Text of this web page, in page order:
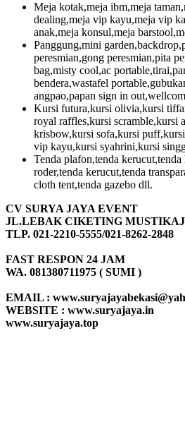
Meja kotak,meja ibm,meja
dealing,meja vip kayu,meja vip
anak,meja konsul,meja
Panggung,mini
peresmian,gong peresmian,pita
bag,misty cool,ac
bendera,wastafel
angpao,papan sign in
Kursi futura,kursi olivia,kursi
royal raffles,kursi scramble,kursi
krisbow,kursi sofa,kursi
vip kayu,kursi syahrini,kursi
Tenda plafon,tenda
roder,tenda kerucut,tenda
cloth tent,tenda gazebo dll.
CV SURYA JAYA EVENT
JL.LEBAK CIKETING
TLP. 021-2210-5555/021-8262-2848
FAST RESPON 24 JAM
WA. 081380711975 ( SUMI )
EMAIL :
WEBSITE : www.suryajaya.in
www.suryajaya.top